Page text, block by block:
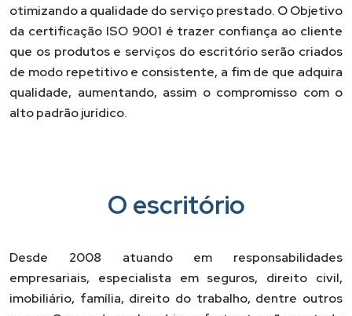
otimizando a qualidade do serviço prestado. O Objetivo
da certificação ISO 9001 é trazer confiança ao cliente
que os produtos e serviços do escritório serão criados
de modo repetitivo e consistente, a fim de que adquira
qualidade, aumentando, assim o compromisso com o
alto padrão jurídico.
O escritório
Desde 2008 atuando em responsabilidades
empresariais, especialista em seguros, direito civil,
imobiliário, família, direito do trabalho, dentre outros